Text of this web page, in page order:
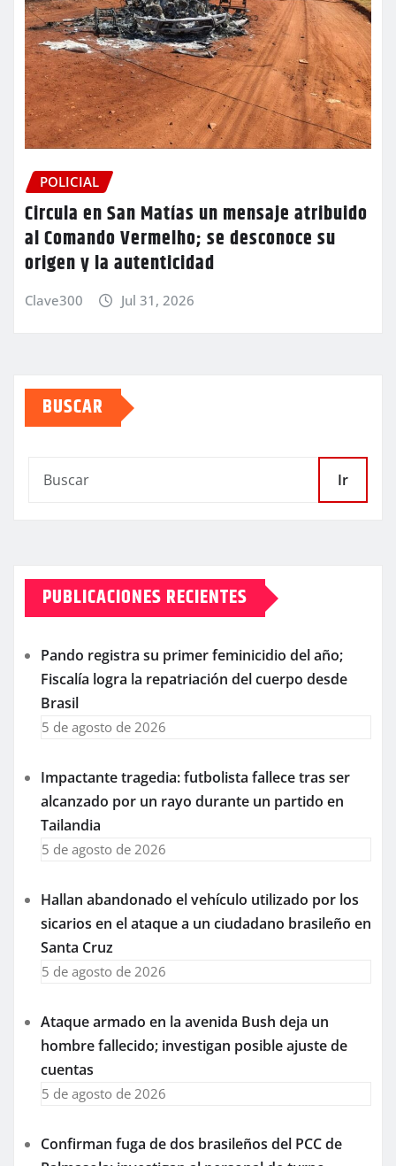
POLICIAL
Circula en San Matías un mensaje atribuido
al Comando Vermelho; se desconoce su
origen y la autenticidad
Clave300 Jul 31, 2026
BUSCAR
Ir
PUBLICACIONES RECIENTES
Pando registra su primer feminicidio del año;
Fiscalía logra la repatriación del cuerpo desde
Brasil
5 de agosto de 2026
Impactante tragedia: futbolista fallece tras ser
alcanzado por un rayo durante un partido en
Tailandia
5 de agosto de 2026
Hallan abandonado el vehículo utilizado por los
sicarios en el ataque a un ciudadano brasileño en
Santa Cruz
5 de agosto de 2026
Ataque armado en la avenida Bush deja un
hombre fallecido; investigan posible ajuste de
cuentas
5 de agosto de 2026
Confirman fuga de dos brasileños del PCC de